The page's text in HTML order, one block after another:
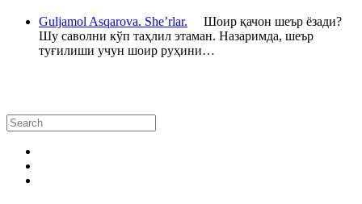
Guljamol Asqarova. She’rlar. Шоир қачон шеър ёзади?
Шу саволни кўп таҳлил этаман. Назаримда, шеър
туғилиши учун шоир руҳини…